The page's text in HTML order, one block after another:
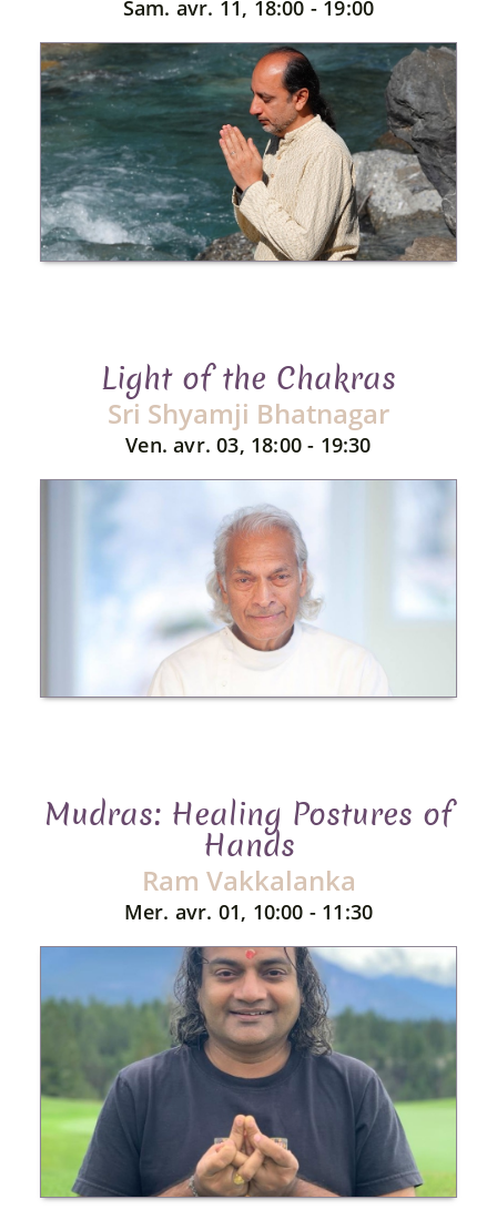
Sam. avr. 11, 18:00 - 19:00
Light of the Chakras
Sri Shyamji Bhatnagar
Ven. avr. 03, 18:00 - 19:30
Mudras: Healing Postures of
Hands
Ram Vakkalanka
Mer. avr. 01, 10:00 - 11:30